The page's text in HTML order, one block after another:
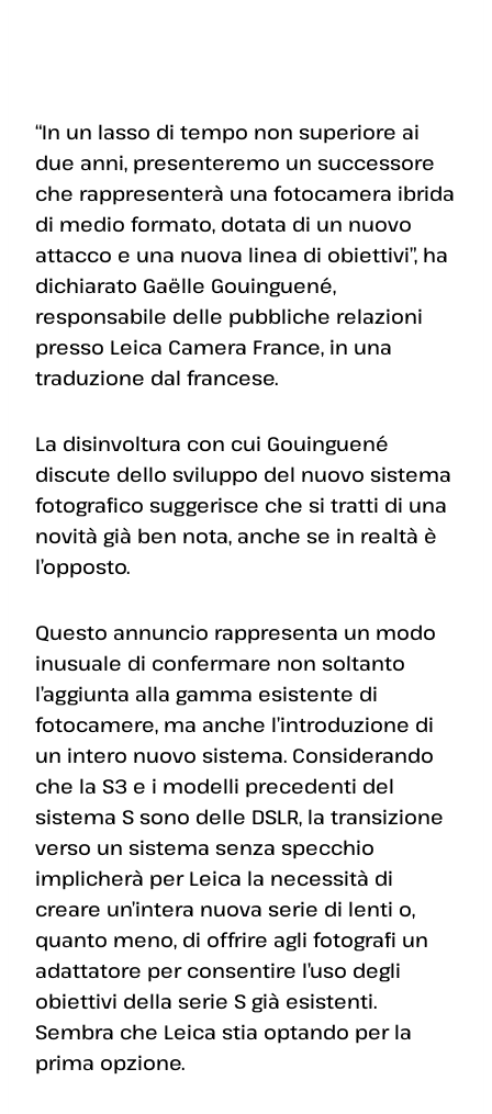
“In un lasso di tempo non superiore ai
due anni, presenteremo un successore
che rappresenterà una fotocamera ibrida
di medio formato, dotata di un nuovo
attacco e una nuova linea di obiettivi”, ha
dichiarato Gaëlle Gouinguené,
responsabile delle pubbliche relazioni
presso Leica Camera France, in una
traduzione dal francese.
La disinvoltura con cui Gouinguené
discute dello sviluppo del nuovo sistema
fotografico suggerisce che si tratti di una
novità già ben nota, anche se in realtà è
l’opposto.
Questo annuncio rappresenta un modo
inusuale di confermare non soltanto
l’aggiunta alla gamma esistente di
fotocamere, ma anche l’introduzione di
un intero nuovo sistema. Considerando
che la S3 e i modelli precedenti del
sistema S sono delle DSLR, la transizione
verso un sistema senza specchio
implicherà per Leica la necessità di
creare un’intera nuova serie di lenti o,
quanto meno, di offrire agli fotografi un
adattatore per consentire l’uso degli
obiettivi della serie S già esistenti.
Sembra che Leica stia optando per la
prima opzione.